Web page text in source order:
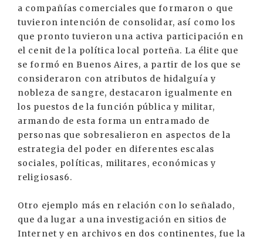
a compañías comerciales que formaron o que
tuvieron intención de consolidar, así como los
que pronto tuvieron una activa participación en
el cenit de la política local porteña. La élite que
se formó en Buenos Aires, a partir de los que se
consideraron con atributos de hidalguía y
nobleza de sangre, destacaron igualmente en
los puestos de la función pública y militar,
armando de esta forma un entramado de
personas que sobresalieron en aspectos de la
estrategia del poder en diferentes escalas
sociales, políticas, militares, económicas y
religiosas6.
Otro ejemplo más en relación con lo señalado,
que da lugar a una investigación en sitios de
Internet y en archivos en dos continentes, fue la